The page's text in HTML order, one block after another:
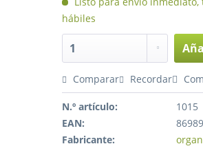
hábiles
Comparar Recordar
N.º artículo:
1015
EAN:
Fabricante: